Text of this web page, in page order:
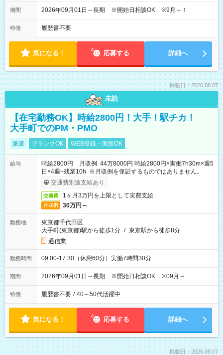
期間 2026年09月01日～長期 ※開始日相談OK ※9月～！
特徴 履歴書不要
気になる！ 応募する 詳細へ
掲載日：2026.08.07
未読
【在宅勤務OK】時給2800円！大手！駅チカ！
大手町でのPM・PMO
派遣 ブランクOK WEB登録・面接OK
給与
時給2800円 月収例 44万8000円 時給2800円×実働7h30m×週5
日×4週+残業10h ※月収例を保証するものではありません。
交通費別途支給あり
交通費 1ヶ月3万円を上限として実費支給
月収例 30万円～
勤務地
東京都千代田区
大手町(東京都)駅から徒歩1分 / 東京駅から徒歩8分
通信業
勤務時間 09:00-17:30（休憩60分）実働7時間30分
期間 2026年09月01日～長期 ※開始日相談OK ※09月～
特徴 履歴書不要 / 40～50代活躍中
気になる！ 応募する 詳細へ
掲載日：2026.08.07